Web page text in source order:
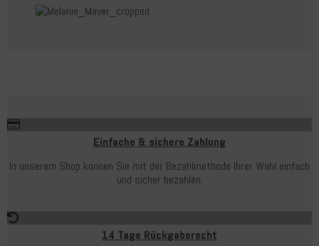
Einfache & sichere Zahlung
In unserem Shop können Sie mit der Bezahlmethode Ihrer Wahl einfach
und sicher bezahlen.
14 Tage Rückgaberecht